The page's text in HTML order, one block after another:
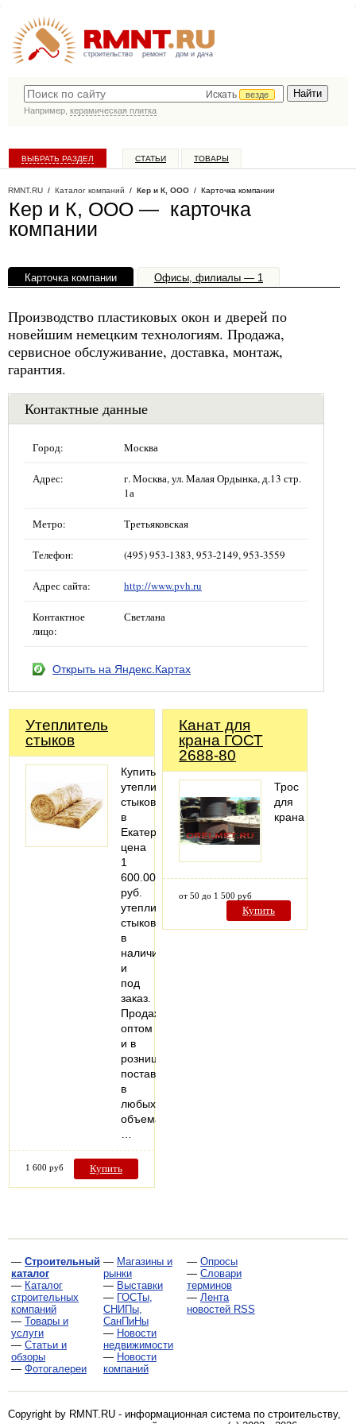
строительство ремонт дом и дача
Искать
везде
Например, керамическая плитка
ВЫБРАТЬ РАЗДЕЛ СТАТЬИ ТОВАРЫ
RMNT.RU / Каталог компаний / Кер и К, ООО / Карточка компании
Кер и К, ООО — карточка
компании
Карточка компании Офисы, филиалы — 1
Производство пластиковых окон и дверей по
новейшим немецким технологиям. Продажа,
сервисное обслуживание, доставка, монтаж,
гарантия.
Контактные данные
Город: Москва
Адрес:
г. Москва, ул. Малая Ордынка, д.13 стр.
1а
Метро: Третьяковская
Телефон: (495) 953-1383, 953-2149, 953-3559
Адрес сайта: http://www.pvh.ru
Контактное
лицо:
Светлана
Открыть на Яндекс.Картах
Утеплитель
стыков
Купить
утеплитель
стыков
в
Екатеринбурге,
цена
1
600.00
руб.
утеплитель
стыков
в
наличии
и
под
заказ.
Продажа
оптом
и в
розницу,
поставки
в
любых
объемах.
1 600 руб Купить
Канат для
крана ГОСТ
2688-80
Трос
для
крана
от 50 до 1 500 руб
Купить
— Строительный
каталог
— Каталог
строительных
компаний
— Товары и
услуги
— Статьи и
обзоры
— Фотогалереи
— Магазины и
рынки
— Выставки
— ГОСТы,
СНИПы,
СанПиНы
— Новости
недвижимости
— Новости
компаний
— Опросы
— Словари
терминов
— Лента
новостей RSS
Copyright by RMNT.RU - информационная система по строительству,